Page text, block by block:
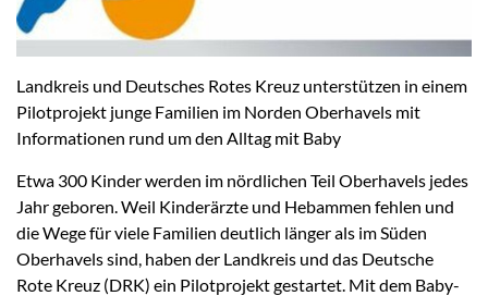
Landkreis und Deutsches Rotes Kreuz unterstützen in einem
Pilotprojekt junge Familien im Norden Oberhavels mit
Informationen rund um den Alltag mit Baby
Etwa 300 Kinder werden im nördlichen Teil Oberhavels jedes
Jahr geboren. Weil Kinderärzte und Hebammen fehlen und
die Wege für viele Familien deutlich länger als im Süden
Oberhavels sind, haben der Landkreis und das Deutsche
Rote Kreuz (DRK) ein Pilotprojekt gestartet. Mit dem Baby-